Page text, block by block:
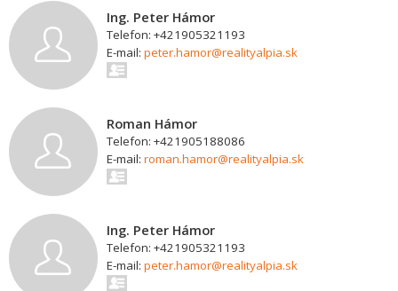
Ing. Peter Hámor
Telefon: +421905321193
E-mail: peter.hamor@realityalpia.sk
Roman Hámor
Telefon: +421905188086
E-mail: roman.hamor@realityalpia.sk
Ing. Peter Hámor
Telefon: +421905321193
E-mail: peter.hamor@realityalpia.sk